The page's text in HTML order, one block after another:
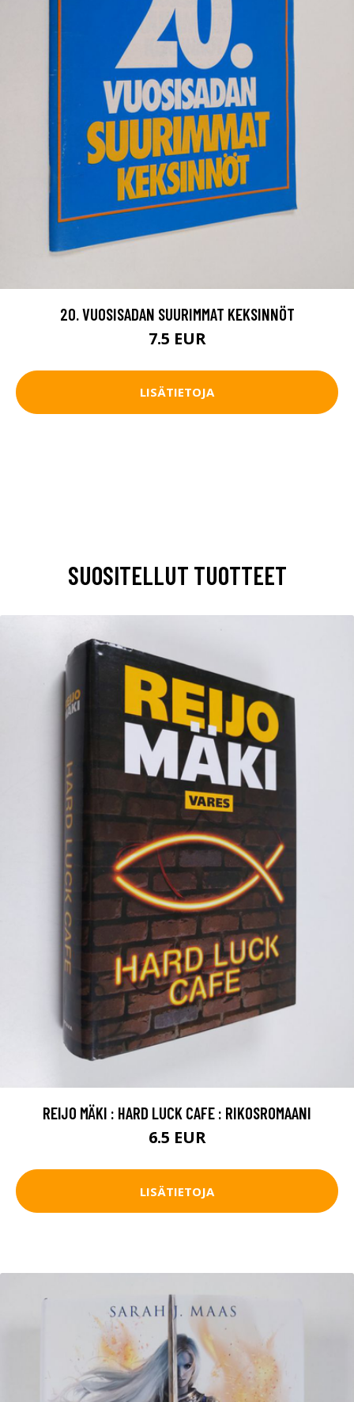
20. VUOSISADAN SUURIMMAT KEKSINNÖT
7.5 EUR
LISÄTIETOJA
SUOSITELLUT TUOTTEET
REIJO MÄKI : HARD LUCK CAFE : RIKOSROMAANI
6.5 EUR
LISÄTIETOJA